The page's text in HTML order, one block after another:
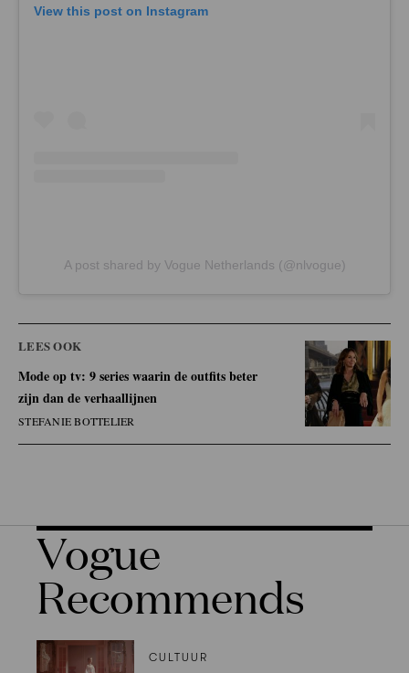
View this post on Instagram
A post shared by Vogue Netherlands (@nlvogue)
LEES OOK
Mode op tv: 9 series waarin de outfits beter
zijn dan de verhaallijnen
STEFANIE BOTTELIER
Vogue
Recommends
CULTUUR